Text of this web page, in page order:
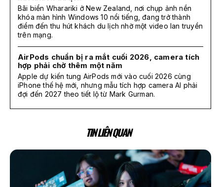
Bãi biển Wharariki ở New Zealand, nơi chụp ảnh nền
khóa màn hình Windows 10 nổi tiếng, đang trở thành
điểm đến thu hút khách du lịch nhờ một video lan truyền
trên mạng.
AirPods chuẩn bị ra mắt cuối 2026, camera tích
hợp phải chờ thêm một năm
Apple dự kiến tung AirPods mới vào cuối 2026 cùng
iPhone thế hệ mới, nhưng mẫu tích hợp camera AI phải
đợi đến 2027 theo tiết lộ từ Mark Gurman.
TIN LIÊN QUAN